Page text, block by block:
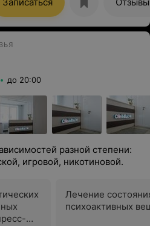
Записаться Отзывы
до 20:00
разной степени:
игровой, никотиновой.
Лечение
психоактивных